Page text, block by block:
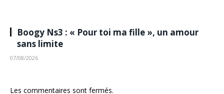
Boogy Ns3 : « Pour toi ma fille », un amour
sans limite
07/08/2026
Les commentaires sont fermés.